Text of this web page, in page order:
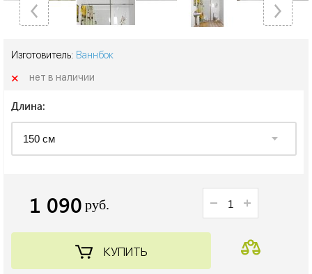
Изготовитель: Ваннбок
+ нет в наличии
Длина:
1 090 руб.
КУПИТЬ